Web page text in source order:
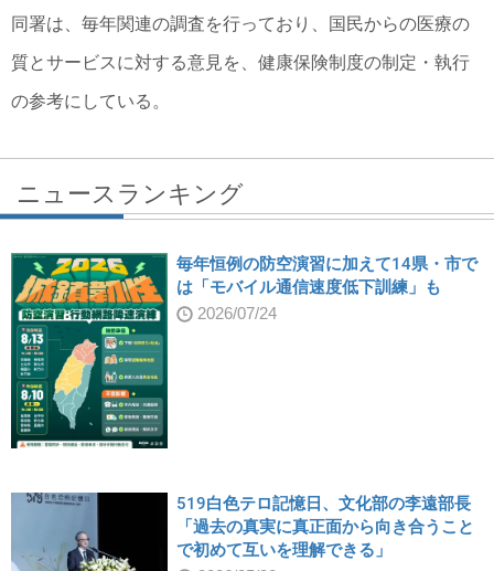
同署は、毎年関連の調査を行っており、国民からの医療の
質とサービスに対する意見を、健康保険制度の制定・執行
の参考にしている。
ニュースランキング
毎年恒例の防空演習に加えて14県・市で
は「モバイル通信速度低下訓練」も
2026/07/24
519白色テロ記憶日、文化部の李遠部長
「過去の真実に真正面から向き合うこと
で初めて互いを理解できる」